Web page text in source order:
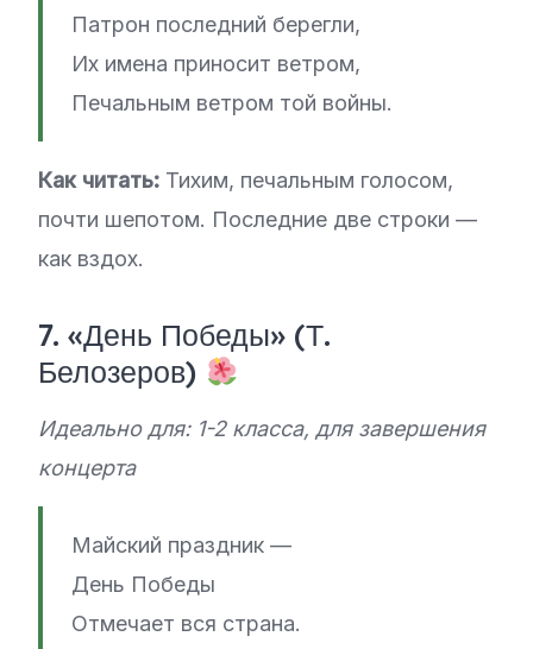
Патрон последний берегли,
Их имена приносит ветром,
Печальным ветром той войны.
Как читать: Тихим, печальным голосом,
почти шепотом. Последние две строки —
как вздох.
7. «День Победы» (Т.
Белозеров)
Идеально для: 1-2 класса, для завершения
концерта
Майский праздник —
День Победы
Отмечает вся страна.